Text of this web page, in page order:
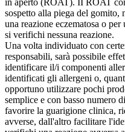
in aperto (ROAT). II ROAT
sospetto alla piega del gomito,
una reazione eczematosa o
si verifichi nessuna reazione.
Una volta individuato con
responsabili, sarà possibile
identificare il/i componenti
identificati gli allergeni o,
opportuno utilizzare pochi
semplice e con basso numero
favorire la guarigione clinica,
avverse, dall'altro facilitare